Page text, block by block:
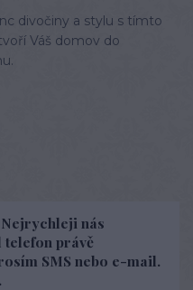
divočiny a stylu s tímto
Váš domov do
nás
právě
SMS nebo e-mail.